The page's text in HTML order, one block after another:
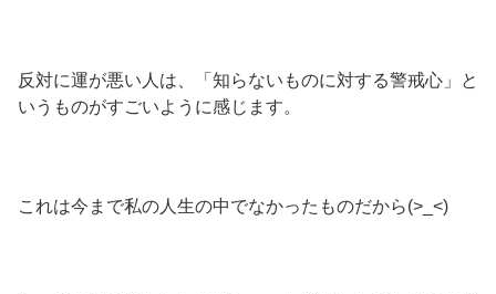
反対に運が悪い人は、「知らないものに対する警戒心」と
いうものがすごいように感じます。
これは今まで私の人生の中でなかったものだから(>_<)